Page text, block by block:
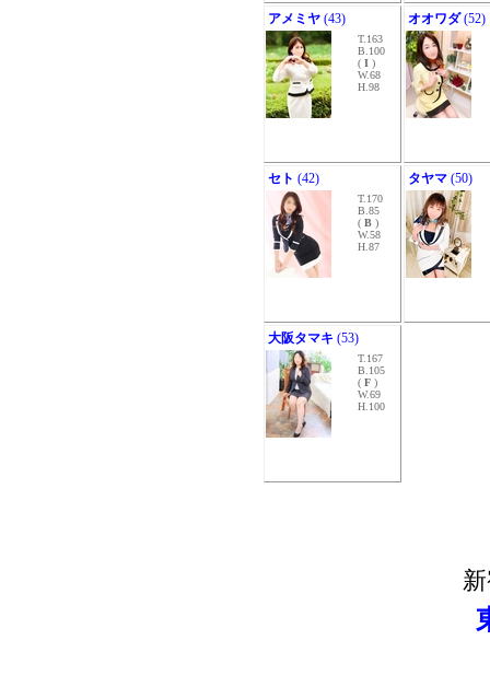
アメミヤ (43)
T.163
B.100
( I )
W.68
H.98
オオワダ(52)
セト (42)
T.170
B.85
( B )
W.58
H.87
タヤマ (50)
大阪タマキ (53)
T.167
B.105
( F )
W.69
H.100